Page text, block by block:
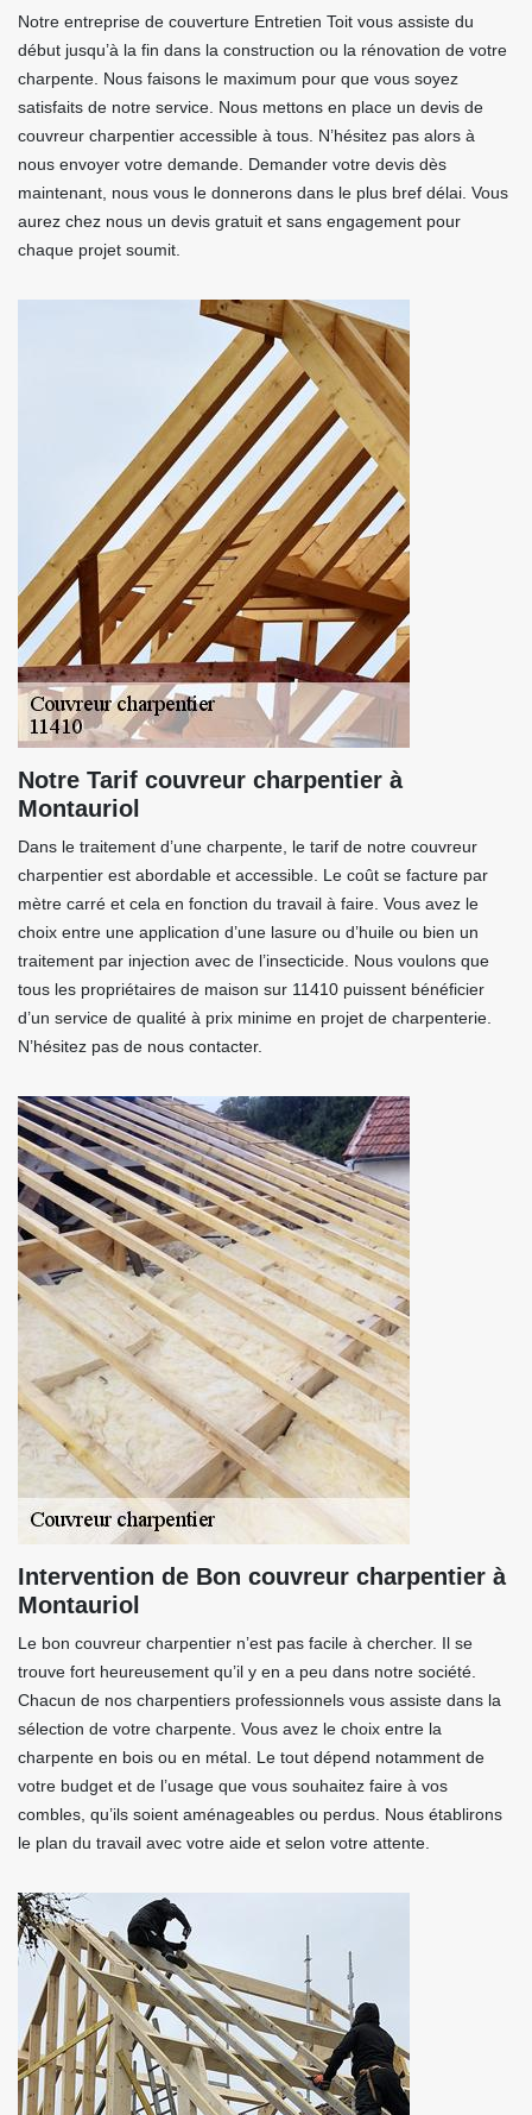
Notre entreprise de couverture Entretien Toit vous assiste du
début jusqu’à la fin dans la construction ou la rénovation de votre
charpente. Nous faisons le maximum pour que vous soyez
satisfaits de notre service. Nous mettons en place un devis de
couvreur charpentier accessible à tous. N’hésitez pas alors à
nous envoyer votre demande. Demander votre devis dès
maintenant, nous vous le donnerons dans le plus bref délai. Vous
aurez chez nous un devis gratuit et sans engagement pour
chaque projet soumit.
Notre Tarif couvreur charpentier à
Montauriol
Dans le traitement d’une charpente, le tarif de notre couvreur
charpentier est abordable et accessible. Le coût se facture par
mètre carré et cela en fonction du travail à faire. Vous avez le
choix entre une application d’une lasure ou d’huile ou bien un
traitement par injection avec de l’insecticide. Nous voulons que
tous les propriétaires de maison sur 11410 puissent bénéficier
d’un service de qualité à prix minime en projet de charpenterie.
N’hésitez pas de nous contacter.
Intervention de Bon couvreur charpentier à
Montauriol
Le bon couvreur charpentier n’est pas facile à chercher. Il se
trouve fort heureusement qu’il y en a peu dans notre société.
Chacun de nos charpentiers professionnels vous assiste dans la
sélection de votre charpente. Vous avez le choix entre la
charpente en bois ou en métal. Le tout dépend notamment de
votre budget et de l’usage que vous souhaitez faire à vos
combles, qu’ils soient aménageables ou perdus. Nous établirons
le plan du travail avec votre aide et selon votre attente.